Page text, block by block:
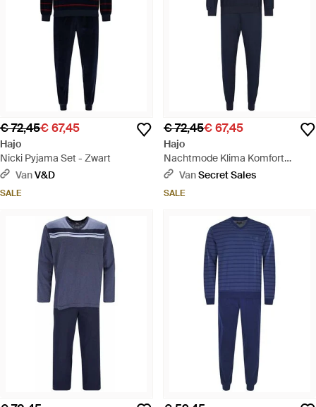
€ 72,45€ 67,45
Hajo
Nicki Pyjama Set - Zwart
VanV&D
SALE
€ 72,45€ 67,45
Hajo
Nachtmode Klima Komfort
Pyjama's - Blauw
VanSecret Sales
SALE